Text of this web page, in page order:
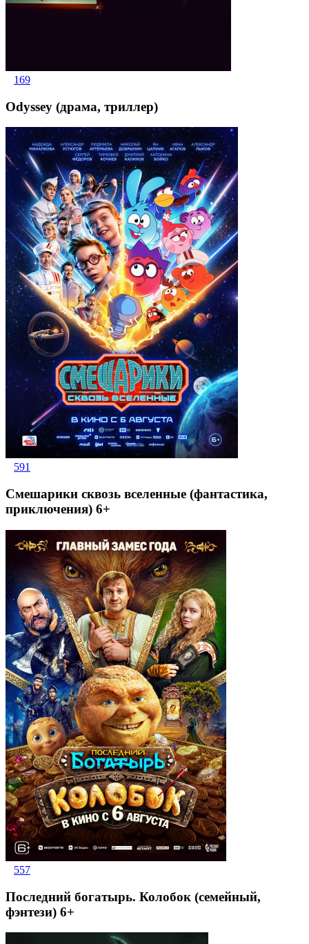
169
Odyssey (драма, триллер)
591
Смешарики сквозь вселенные (фантастика,
приключения) 6+
557
Последний богатырь. Колобок (семейный,
фэнтези) 6+